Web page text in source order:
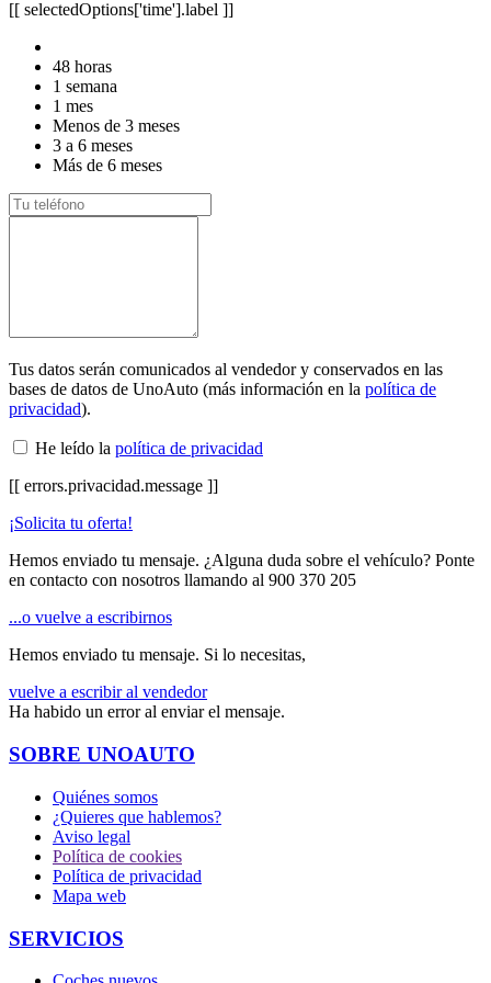
[[ selectedOptions['time'].label ]]
48 horas
1 semana
1 mes
Menos de 3 meses
3 a 6 meses
Más de 6 meses
Tus datos serán comunicados al vendedor y conservados en las
bases de datos de UnoAuto (más información en la política de
privacidad).
He leído la política de privacidad
[[ errors.privacidad.message ]]
¡Solicita tu oferta!
Hemos enviado tu mensaje. ¿Alguna duda sobre el vehículo? Ponte
en contacto con nosotros llamando al 900 370 205
...o vuelve a escribirnos
Hemos enviado tu mensaje. Si lo necesitas,
vuelve a escribir al vendedor
Ha habido un error al enviar el mensaje.
SOBRE UNOAUTO
Quiénes somos
¿Quieres que hablemos?
Aviso legal
Política de cookies
Política de privacidad
Mapa web
SERVICIOS